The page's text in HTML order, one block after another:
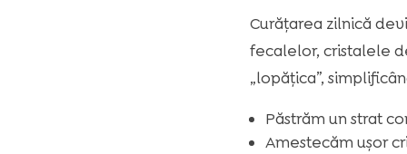
Curățarea zilnică
fecalelor, cristalele
„lopățica”,
Păstrăm un strat
Amestecăm ușor